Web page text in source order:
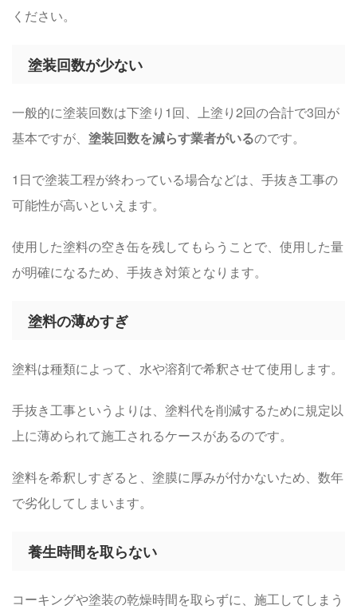
ください。
塗装回数が少ない
一般的に塗装回数は下塗り1回、上塗り2回の合計で3回が
基本ですが、 塗装回数を減らす業者がいるのです。
1日で塗装工程が終わっている場合などは、手抜き工事の
可能性が高いといえます。
使用した塗料の空き缶を残してもらうことで、使用した量
が明確になるため、手抜き対策となります。
塗料の薄めすぎ
塗料は種類によって、水や溶剤で希釈させて使用します。
手抜き工事というよりは、塗料代を削減するために規定以
上に薄められて施工されるケースがあるのです。
塗料を希釈しすぎると、塗膜に厚みが付かないため、数年
で劣化してしまいます。
養生時間を取らない
コーキングや塗装の乾燥時間を取らずに、施工してしまう